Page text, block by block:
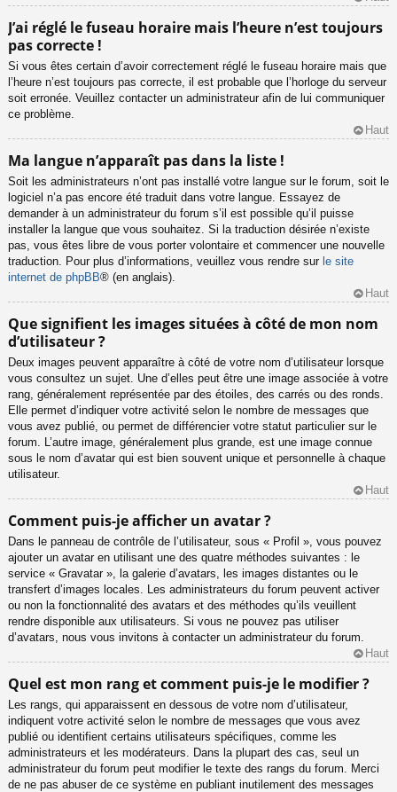
J’ai réglé le fuseau horaire mais l’heure n’est toujours
pas correcte !
Si vous êtes certain d’avoir correctement réglé le fuseau horaire mais que
l’heure n’est toujours pas correcte, il est probable que l’horloge du serveur
soit erronée. Veuillez contacter un administrateur afin de lui communiquer
ce problème.
Haut
Ma langue n’apparaît pas dans la liste !
Soit les administrateurs n’ont pas installé votre langue sur le forum, soit le
logiciel n’a pas encore été traduit dans votre langue. Essayez de
demander à un administrateur du forum s’il est possible qu’il puisse
installer la langue que vous souhaitez. Si la traduction désirée n’existe
pas, vous êtes libre de vous porter volontaire et commencer une nouvelle
traduction. Pour plus d’informations, veuillez vous rendre sur le site
internet de phpBB® (en anglais).
Haut
Que signifient les images situées à côté de mon nom
d’utilisateur ?
Deux images peuvent apparaître à côté de votre nom d’utilisateur lorsque
vous consultez un sujet. Une d’elles peut être une image associée à votre
rang, généralement représentée par des étoiles, des carrés ou des ronds.
Elle permet d’indiquer votre activité selon le nombre de messages que
vous avez publié, ou permet de différencier votre statut particulier sur le
forum. L’autre image, généralement plus grande, est une image connue
sous le nom d’avatar qui est bien souvent unique et personnelle à chaque
utilisateur.
Haut
Comment puis-je afficher un avatar ?
Dans le panneau de contrôle de l’utilisateur, sous « Profil », vous pouvez
ajouter un avatar en utilisant une des quatre méthodes suivantes : le
service « Gravatar », la galerie d’avatars, les images distantes ou le
transfert d’images locales. Les administrateurs du forum peuvent activer
ou non la fonctionnalité des avatars et des méthodes qu’ils veuillent
rendre disponible aux utilisateurs. Si vous ne pouvez pas utiliser
d’avatars, nous vous invitons à contacter un administrateur du forum.
Haut
Quel est mon rang et comment puis-je le modifier ?
Les rangs, qui apparaissent en dessous de votre nom d’utilisateur,
indiquent votre activité selon le nombre de messages que vous avez
publié ou identifient certains utilisateurs spécifiques, comme les
administrateurs et les modérateurs. Dans la plupart des cas, seul un
administrateur du forum peut modifier le texte des rangs du forum. Merci
de ne pas abuser de ce système en publiant inutilement des messages